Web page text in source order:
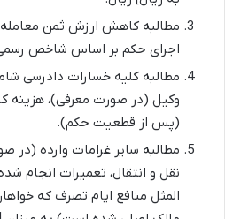
مطالبه کاهش ارزش ثمن معامله
اجرای حکم بر اساس شاخص
مطالبه کلیه خسارات دادرسی
وکیل (در صورت معرفی)، هزینه
(پس از قطعیت حکم).
مطالبه سایر غرامات وارده (در
نقل و انتقال، تعمیرات انجام
المثل منافع ایام تصرف که